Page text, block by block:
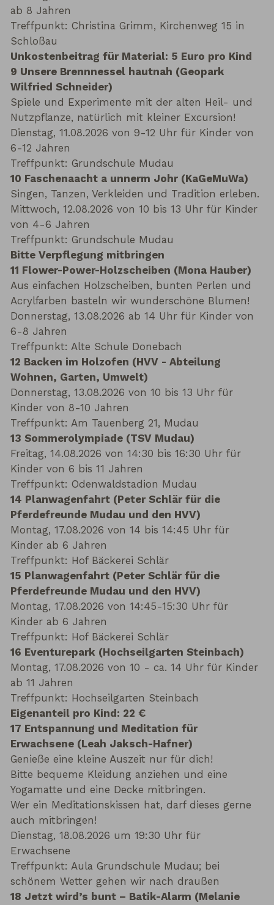
ab 8 Jahren
Treffpunkt: Christina Grimm, Kirchenweg 15 in
Schloßau
Unkostenbeitrag für Material: 5 Euro pro Kind
9 Unsere Brennnessel hautnah (Geopark
Wilfried Schneider)
Spiele und Experimente mit der alten Heil- und
Nutzpflanze, natürlich mit kleiner Excursion!
Dienstag, 11.08.2026 von 9-12 Uhr für Kinder von
6-12 Jahren
Treffpunkt: Grundschule Mudau
10 Faschenaacht a unnerm Johr (KaGeMuWa)
Singen, Tanzen, Verkleiden und Tradition erleben.
Mittwoch, 12.08.2026 von 10 bis 13 Uhr für Kinder
von 4-6 Jahren
Treffpunkt: Grundschule Mudau
Bitte Verpflegung mitbringen
11 Flower-Power-Holzscheiben (Mona Hauber)
Aus einfachen Holzscheiben, bunten Perlen und
Acrylfarben basteln wir wunderschöne Blumen!
Donnerstag, 13.08.2026 ab 14 Uhr für Kinder von
6-8 Jahren
Treffpunkt: Alte Schule Donebach
12 Backen im Holzofen (HVV - Abteilung
Wohnen, Garten, Umwelt)
Donnerstag, 13.08.2026 von 10 bis 13 Uhr für
Kinder von 8-10 Jahren
Treffpunkt: Am Tauenberg 21, Mudau
13 Sommerolympiade (TSV Mudau)
Freitag, 14.08.2026 von 14:30 bis 16:30 Uhr für
Kinder von 6 bis 11 Jahren
Treffpunkt: Odenwaldstadion Mudau
14 Planwagenfahrt (Peter Schlär für die
Pferdefreunde Mudau und den HVV)
Montag, 17.08.2026 von 14 bis 14:45 Uhr für
Kinder ab 6 Jahren
Treffpunkt: Hof Bäckerei Schlär
15 Planwagenfahrt (Peter Schlär für die
Pferdefreunde Mudau und den HVV)
Montag, 17.08.2026 von 14:45-15:30 Uhr für
Kinder ab 6 Jahren
Treffpunkt: Hof Bäckerei Schlär
16 Eventurepark (Hochseilgarten Steinbach)
Montag, 17.08.2026 von 10 - ca. 14 Uhr für Kinder
ab 11 Jahren
Treffpunkt: Hochseilgarten Steinbach
Eigenanteil pro Kind: 22 €
17 Entspannung und Meditation für
Erwachsene (Leah Jaksch-Hafner)
Genieße eine kleine Auszeit nur für dich!
Bitte bequeme Kleidung anziehen und eine
Yogamatte und eine Decke mitbringen.
Wer ein Meditationskissen hat, darf dieses gerne
auch mitbringen!
Dienstag, 18.08.2026 um 19:30 Uhr für
Erwachsene
Treffpunkt: Aula Grundschule Mudau; bei
schönem Wetter gehen wir nach draußen
18 Jetzt wird’s bunt – Batik-Alarm (Melanie